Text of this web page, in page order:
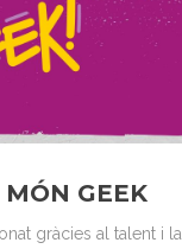
GEEK
gràcies al talent i la